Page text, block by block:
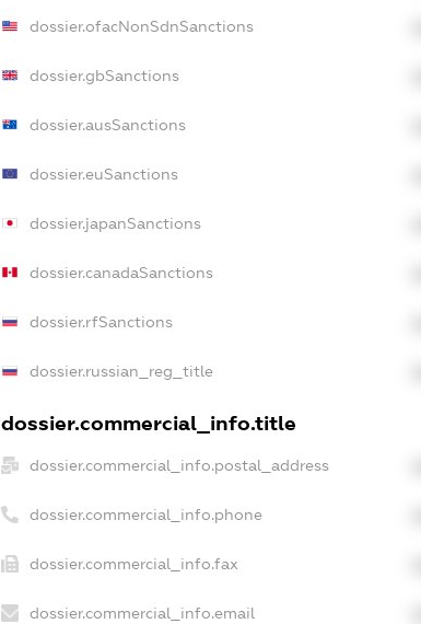
dossier.ofacNonSdnSanctions
dossier.gbSanctions
dossier.ausSanctions
dossier.euSanctions
dossier.japanSanctions
dossier.canadaSanctions
dossier.rfSanctions
dossier.russian_reg_title
dossier.commercial_info.title
dossier.commercial_info.postal_address
dossier.commercial_info.phone
dossier.commercial_info.fax
dossier.commercial_info.email